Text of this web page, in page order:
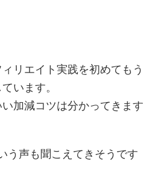
リエイト実践を初めてもう
います。
加減コツは分かってきます
う声も聞こえてきそうです